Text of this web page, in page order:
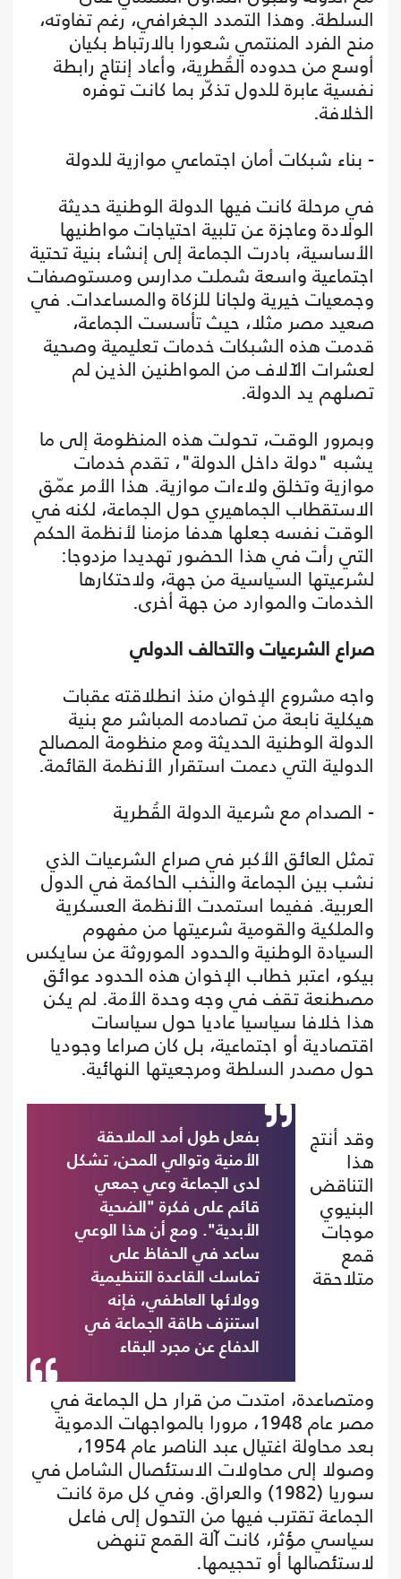
السلطة. وهذا التمدد الجغرافي، رغم تفاوته،
منح الفرد المنتمي شعورا بالارتباط بكيان
أوسع من حدوده القُطرية، وأعاد إنتاج رابطة
نفسية عابرة للدول تذكّر بما كانت توفره
الخلافة.
- بناء شبكات أمان اجتماعي موازية للدولة
في مرحلة كانت فيها الدولة الوطنية حديثة
الولادة وعاجزة عن تلبية احتياجات مواطنيها
الأساسية، بادرت الجماعة إلى إنشاء بنية تحتية
اجتماعية واسعة شملت مدارس ومستوصفات
وجمعيات خيرية ولجانا للزكاة والمساعدات. في
صعيد مصر مثلا، حيث تأسست الجماعة،
قدمت هذه الشبكات خدمات تعليمية وصحية
لعشرات الآلاف من المواطنين الذين لم
تصلهم يد الدولة.
وبمرور الوقت، تحولت هذه المنظومة إلى ما
يشبه "دولة داخل الدولة"، تقدم خدمات
موازية وتخلق ولاءات موازية. هذا الأمر عمّق
الاستقطاب الجماهيري حول الجماعة، لكنه في
الوقت نفسه جعلها هدفا مزمنا لأنظمة الحكم
التي رأت في هذا الحضور تهديدا مزدوجا:
لشرعيتها السياسية من جهة، ولاحتكارها
الخدمات والموارد من جهة أخرى.
صراع الشرعيات والتحالف الدولي
واجه مشروع الإخوان منذ انطلاقته عقبات
هيكلية نابعة من تصادمه المباشر مع بنية
الدولة الوطنية الحديثة ومع منظومة المصالح
الدولية التي دعمت استقرار الأنظمة القائمة.
- الصدام مع شرعية الدولة القُطرية
تمثل العائق الأكبر في صراع الشرعيات الذي
نشب بين الجماعة والنخب الحاكمة في الدول
العربية. ففيما استمدت الأنظمة العسكرية
والملكية والقومية شرعيتها من مفهوم
السيادة الوطنية والحدود الموروثة عن سايكس
بيكو، اعتبر خطاب الإخوان هذه الحدود عوائق
مصطنعة تقف في وجه وحدة الأمة. لم يكن
هذا خلافا سياسيا عاديا حول سياسات
اقتصادية أو اجتماعية، بل كان صراعا وجوديا
حول مصدر السلطة ومرجعيتها النهائية.
بفعل طول أمد الملاحقة
الأمنية وتوالي المحن، تشكل
لدى الجماعة وعي جمعي
قائم على فكرة "الضحية
الأبدية". ومع أن هذا الوعي
ساعد في الحفاظ على
تماسك القاعدة التنظيمية
وولائها العاطفي، فإنه
استنزف طاقة الجماعة في
الدفاع عن مجرد البقاء
وقد أنتج
هذا
التناقض
البنيوي
موجات
قمع
متلاحقة
ومتصاعدة، امتدت من قرار حل الجماعة في
مصر عام 1948، مرورا بالمواجهات الدموية
بعد محاولة اغتيال عبد الناصر عام 1954،
وصولا إلى محاولات الاستئصال الشامل في
سوريا (1982) والعراق. وفي كل مرة كانت
الجماعة تقترب فيها من التحول إلى فاعل
سياسي مؤثر، كانت آلة القمع تنهض
لاستئصالها أو تحجيمها.